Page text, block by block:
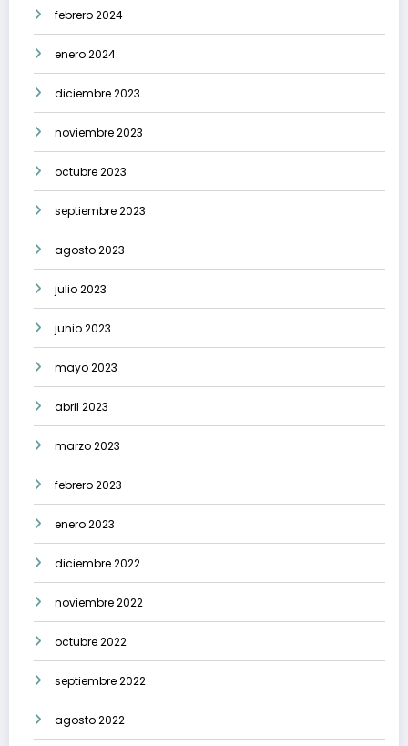
febrero 2024
enero 2024
diciembre 2023
noviembre 2023
octubre 2023
septiembre 2023
agosto 2023
julio 2023
junio 2023
mayo 2023
abril 2023
marzo 2023
febrero 2023
enero 2023
diciembre 2022
noviembre 2022
octubre 2022
septiembre 2022
agosto 2022